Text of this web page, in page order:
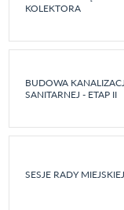
KOLEKTORA
BUDOWA
SANITARNEJ - ETAP II
SESJE RADY MIEJSKIEJ